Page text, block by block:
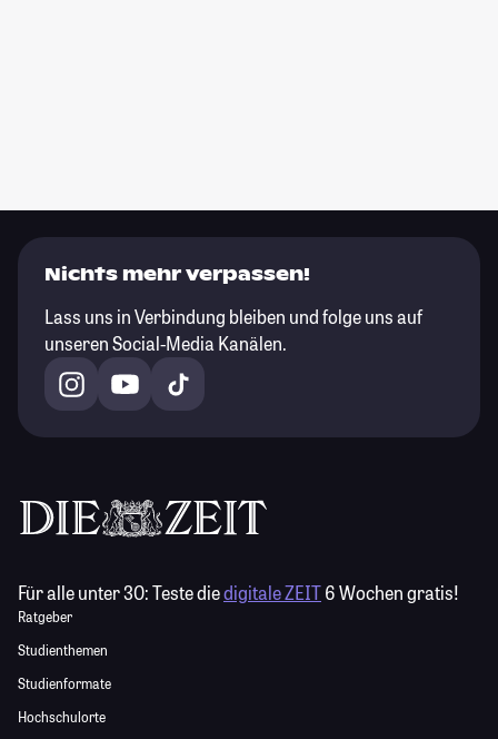
Nichts mehr verpassen!
Lass uns in Verbindung bleiben und folge uns auf
unseren Social-Media Kanälen.
Für alle unter 30:Teste diedigitale ZEIT6 Wochen gratis!
Ratgeber
Studienthemen
Studienformate
Hochschulorte